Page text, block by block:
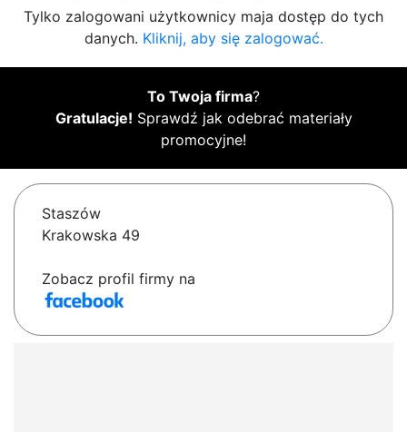
Tylko zalogowani użytkownicy maja dostęp do tych
danych. Kliknij, aby się zalogować.
To Twoja firma?
Gratulacje! Sprawdź jak odebrać materiały
promocyjne!
Staszów
Krakowska 49
Zobacz profil firmy na